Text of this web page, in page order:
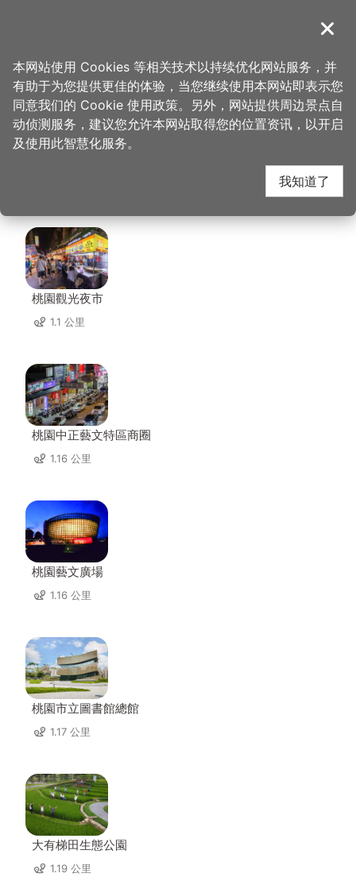
導覽
首页 > 想去的地方 > 住宿 > 桃园智选假日饭店(3星)
桃园智选假日饭店(3
星) 周边景点
桃園觀光夜市
1.1 公里
桃園中正藝文特區商圈
1.16 公里
桃園藝文廣場
1.16 公里
桃園市立圖書館總館
1.17 公里
大有梯田生態公園
1.19 公里
关闭
本网站使用 Cookies 等相关技术以持续优化网站服务，并
有助于为您提供更佳的体验，当您继续使用本网站即表示您
同意我们的 Cookie 使用政策。另外，网站提供周边景点自
动侦测服务，建议您允许本网站取得您的位置资讯，以开启
及使用此智慧化服务。
我知道了